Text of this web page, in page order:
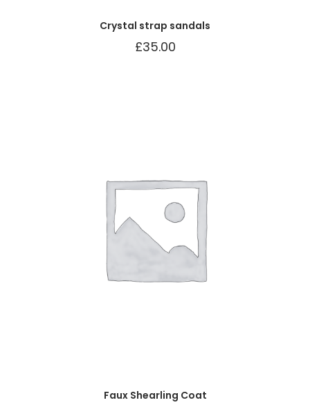
Crystal strap sandals
£35.00
Faux Shearling Coat